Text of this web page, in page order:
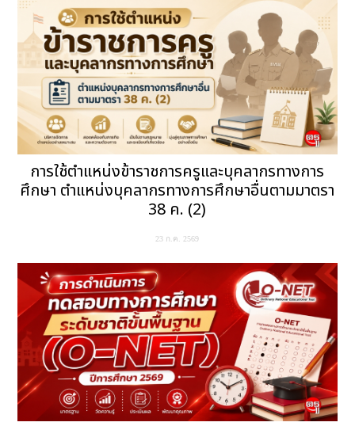
การใช้ตำแหน่งข้าราชการครูและบุคลากรทางการ
ศึกษา ตำแหน่งบุคลากรทางการศึกษาอื่นตามมาตรา
38 ค. (2)
23 ก.ค. 2569